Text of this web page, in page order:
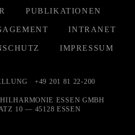
PUBLIKATIONEN
INTRANET
IMPRESSUM
+49 201 81 22-200
ESSEN GMBH
10 — 45128 ESSEN